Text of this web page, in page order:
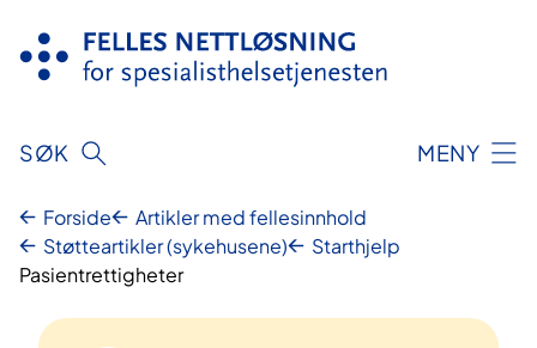
innhold
SØK MENY
Forside
Artikler med fellesinnhold
Støtteartikler (sykehusene)
Starthjelp
Pasientrettigheter